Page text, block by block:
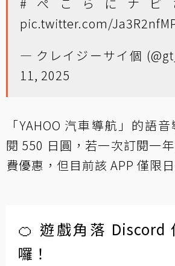
pic.twitter.com/
— クレイジーサイ個
11, 2025
「YAHOO 汽車導航」的語
閱 550 日圓，若一次訂閱一
費優惠，但目前該 APP 僅限
🍊 遊戲角落 Discord
囉！